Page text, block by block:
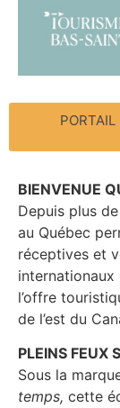
BIENVENUE
Depuis plus
au Québec
réceptives et
internationaux
l’offre
de l’est du
PLEINS FEUX
Sous la
temps, cette